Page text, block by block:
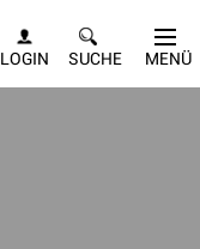
LOGIN SUCHE MENÜ